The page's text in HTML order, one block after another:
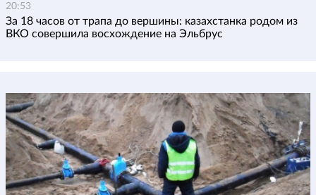
20:53
За 18 часов от трапа до вершины: казахстанка родом из
ВКО совершила восхождение на Эльбрус